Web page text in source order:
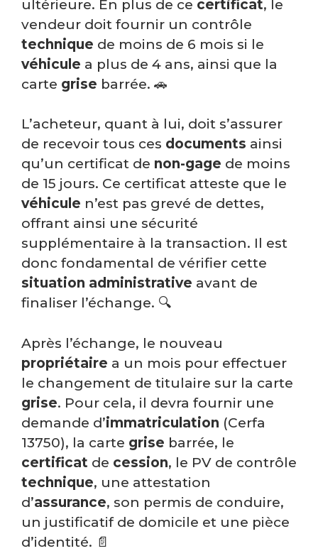
ultérieure. En plus de ce certificat, le
vendeur doit fournir un contrôle
technique de moins de 6 mois si le
véhicule a plus de 4 ans, ainsi que la
carte grise barrée. 🚗
L’acheteur, quant à lui, doit s’assurer
de recevoir tous ces documents ainsi
qu’un certificat de non-gage de moins
de 15 jours. Ce certificat atteste que le
véhicule n’est pas grevé de dettes,
offrant ainsi une sécurité
supplémentaire à la transaction. Il est
donc fondamental de vérifier cette
situation administrative avant de
finaliser l’échange. 🔍
Après l’échange, le nouveau
propriétaire a un mois pour effectuer
le changement de titulaire sur la carte
grise. Pour cela, il devra fournir une
demande d’immatriculation (Cerfa
13750), la carte grise barrée, le
certificat de cession, le PV de contrôle
technique, une attestation
d’assurance, son permis de conduire,
un justificatif de domicile et une pièce
d’identité. 📄